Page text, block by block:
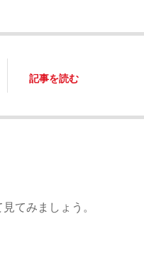
記事を読む
てみましょう。